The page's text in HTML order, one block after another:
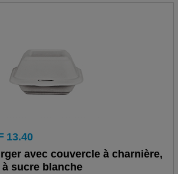
13.40
avec couvercle à charnière,
sucre blanche